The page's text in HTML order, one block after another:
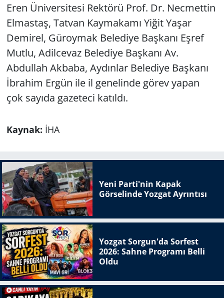
Eren Üniversitesi Rektörü Prof. Dr. Necmettin
Elmastaş, Tatvan Kaymakamı Yiğit Yaşar
Demirel, Güroymak Belediye Başkanı Eşref
Mutlu, Adilcevaz Belediye Başkanı Av.
Abdullah Akbaba, Aydınlar Belediye Başkanı
İbrahim Ergün ile il genelinde görev yapan
çok sayıda gazeteci katıldı.
Kaynak: İHA
Yeni Parti'nin Kapak
Görselinde Yozgat Ayrıntısı
Yozgat Sorgun'da Sorfest
2026: Sahne Programı Belli
Oldu